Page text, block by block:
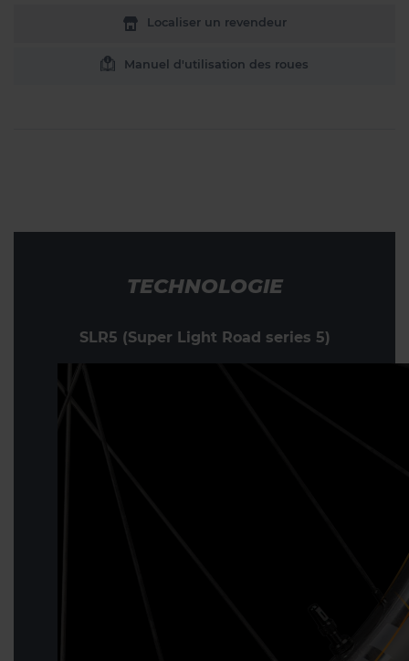
Localiser un revendeur
Manuel d'utilisation des roues
TECHNOLOGIE
SLR5 (Super Light Road series 5)